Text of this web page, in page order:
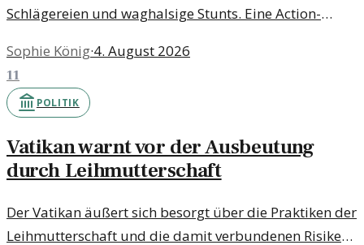
Schlägereien und waghalsige Stunts. Eine Action-
Streaming-Welt.
Sophie König·4. August 2026
11
POLITIK
Vatikan warnt vor der Ausbeutung
durch Leihmutterschaft
Der Vatikan äußert sich besorgt über die Praktiken der
Leihmutterschaft und die damit verbundenen Risiken